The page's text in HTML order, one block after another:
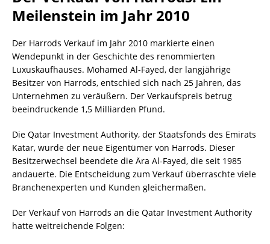
Meilenstein im Jahr 2010
Der Harrods Verkauf im Jahr 2010 markierte einen
Wendepunkt in der Geschichte des renommierten
Luxuskaufhauses. Mohamed Al-Fayed, der langjährige
Besitzer von Harrods, entschied sich nach 25 Jahren, das
Unternehmen zu veräußern. Der Verkaufspreis betrug
beeindruckende 1,5 Milliarden Pfund.
Die Qatar Investment Authority, der Staatsfonds des Emirats
Katar, wurde der neue Eigentümer von Harrods. Dieser
Besitzerwechsel beendete die Ära Al-Fayed, die seit 1985
andauerte. Die Entscheidung zum Verkauf überraschte viele
Branchenexperten und Kunden gleichermaßen.
Der Verkauf von Harrods an die Qatar Investment Authority
hatte weitreichende Folgen: